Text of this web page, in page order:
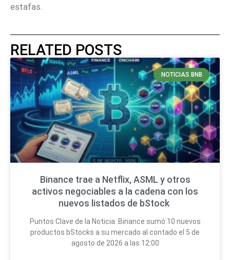
estafas.
RELATED POSTS
NOTICIAS BNB
Binance trae a Netflix, ASML y otros
activos negociables a la cadena con los
nuevos listados de bStock
Puntos Clave de la Noticia: Binance sumó 10 nuevos
productos bStocks a su mercado al contado el 5 de
agosto de 2026 a las 12:00